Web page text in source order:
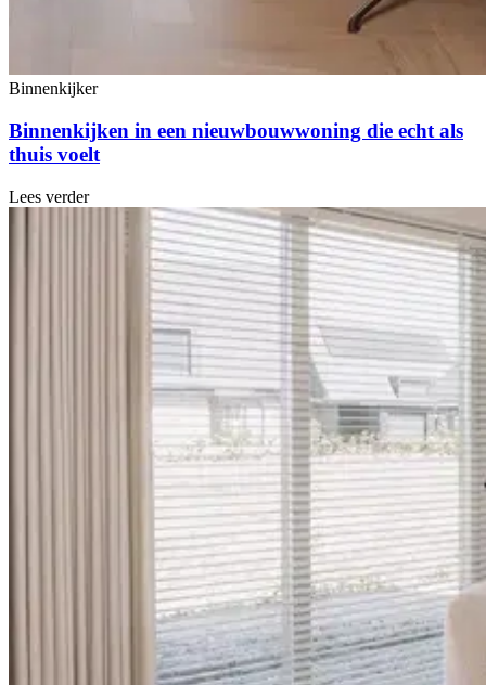
Binnenkijker
Binnenkijken in een nieuwbouwwoning die echt als
thuis voelt
Lees verder